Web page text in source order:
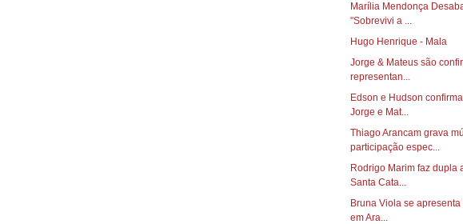
Marília Mendonça
"Sobrevivi a ...
Hugo Henrique - Mala
Jorge & Mateus são
representan...
Edson e Hudson
Jorge e Mat...
Thiago Arancam grava
participação espec...
Rodrigo Marim faz dupla
Santa Cata...
Bruna Viola se
em Ara...